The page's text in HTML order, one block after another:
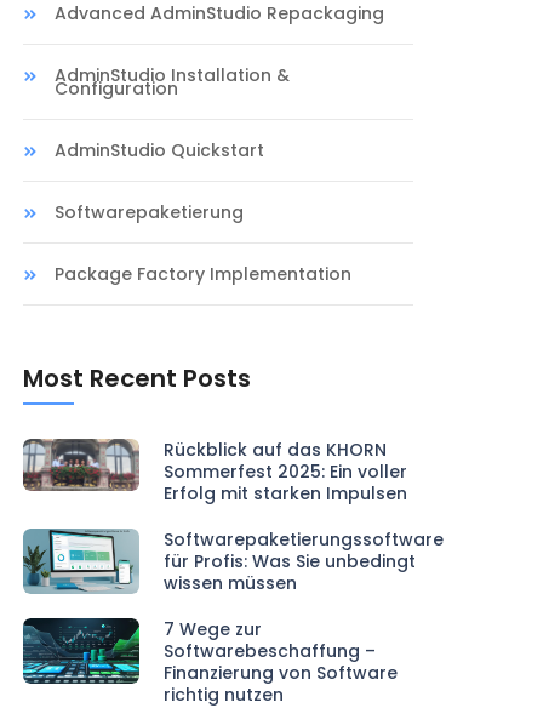
Advanced AdminStudio Repackaging
AdminStudio Installation &
Configuration
AdminStudio Quickstart
Softwarepaketierung
Package Factory Implementation
Most Recent Posts
Rückblick auf das KHORN
Sommerfest 2025: Ein voller
Erfolg mit starken Impulsen
Softwarepaketierungssoftware
für Profis: Was Sie unbedingt
wissen müssen
7 Wege zur
Softwarebeschaffung –
Finanzierung von Software
richtig nutzen